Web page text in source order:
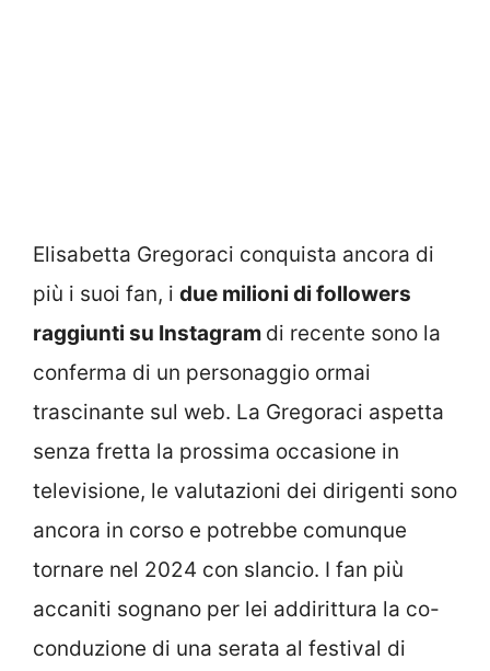
Elisabetta Gregoraci conquista ancora di
più i suoi fan, i due milioni di followers
raggiunti su Instagram di recente sono la
conferma di un personaggio ormai
trascinante sul web. La Gregoraci aspetta
senza fretta la prossima occasione in
televisione, le valutazioni dei dirigenti sono
ancora in corso e potrebbe comunque
tornare nel 2024 con slancio. I fan più
accaniti sognano per lei addirittura la co-
conduzione di una serata al festival di